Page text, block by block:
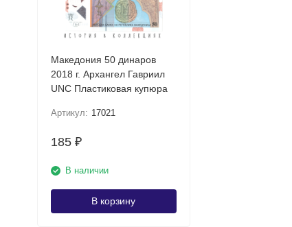
Македония 50 динаров
2018 г. Архангел Гавриил
UNC Пластиковая купюра
Артикул: 17021
185 ₽
В наличии
В корзину